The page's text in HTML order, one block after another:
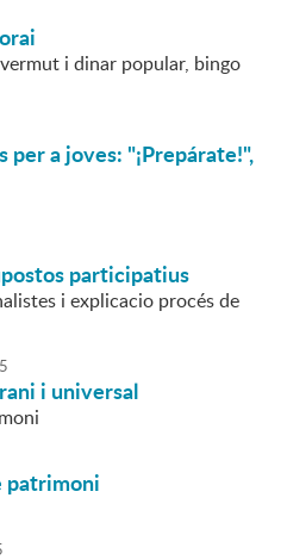
i dinar popular, bingo
a joves: "¡Prepárate!",
participatius
i explicacio procés de
i universal
patrimoni